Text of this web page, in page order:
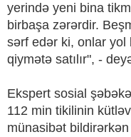
yerində yeni bina
birbaşa zərərdir.
sərf edər ki, onlar yol
qiymətə satılır", -
Ekspert sosial
112 min tikilinin
münasibət